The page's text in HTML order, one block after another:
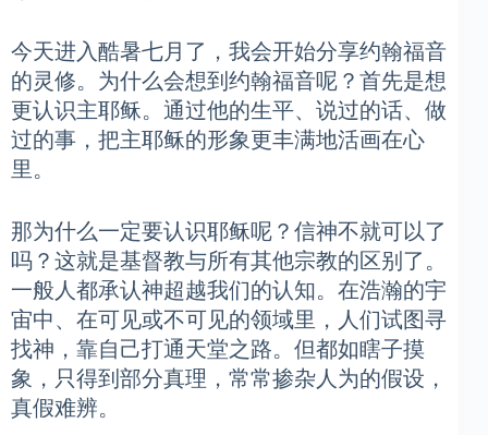
今天进入酷暑七月了，我会开始分享约翰福音
的灵修。为什么会想到约翰福音呢？首先是想
更认识主耶稣。通过他的生平、说过的话、做
过的事，把主耶稣的形象更丰满地活画在心
里。
那为什么一定要认识耶稣呢？信神不就可以了
吗？这就是基督教与所有其他宗教的区别了。
一般人都承认神超越我们的认知。在浩瀚的宇
宙中、在可见或不可见的领域里，人们试图寻
找神，靠自己打通天堂之路。但都如瞎子摸
象，只得到部分真理，常常掺杂人为的假设，
真假难辨。